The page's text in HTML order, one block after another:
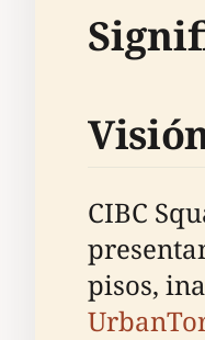
CIBC
pisos,